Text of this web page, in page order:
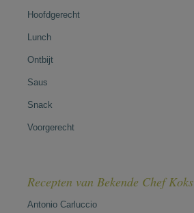
Hoofdgerecht
Lunch
Ontbijt
Saus
Snack
Voorgerecht
Recepten van Bekende Chef Koks
Antonio Carluccio